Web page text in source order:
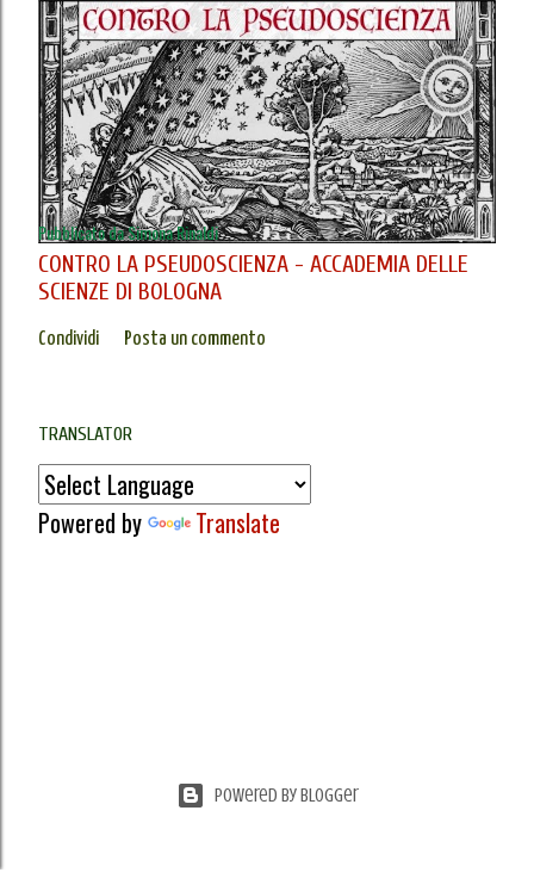
Pubblicato daSimona Rinaldi
CONTRO LA PSEUDOSCIENZA - ACCADEMIA DELLE
SCIENZE DI BOLOGNA
Condividi Posta un commento
TRANSLATOR
Powered by Translate
Powered by Blogger